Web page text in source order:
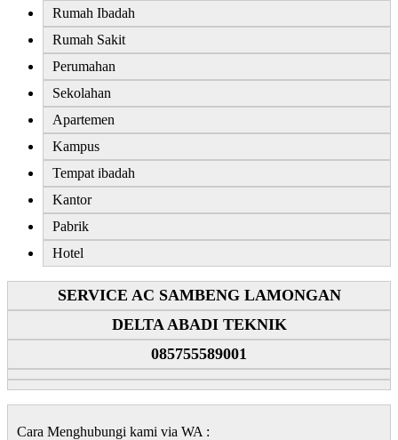
Rumah Ibadah
Rumah Sakit
Perumahan
Sekolahan
Apartemen
Kampus
Tempat ibadah
Kantor
Pabrik
Hotel
SERVICE AC SAMBENG LAMONGAN
DELTA ABADI TEKNIK
085755589001
Cara Menghubungi kami via WA :